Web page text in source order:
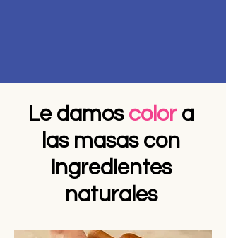
Le damos colora
las masas con
ingredientes
naturales